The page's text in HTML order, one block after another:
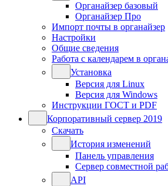
Органайзер базовый
Органайзер Про
Импорт почты в органайзер
Настройки
Общие сведения
Работа с календарем в
Установка
Версия для Linux
Версия для Windows
Инструкции ГОСТ и PDF
Корпоративный сервер 2019
Скачать
История изменений
Панель управления
Сервер совместной
API